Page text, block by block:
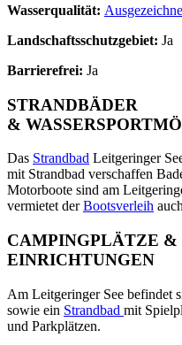
Wasserqualität:
Landschaftsschutzgebiet: Ja
Barrierefrei: Ja
STRANDBÄDER
&
Das Strandbad Leitgeringer
mit Strandbad verschaffen
Motorboote sind am
vermietet derBootsverleih
CAMPINGPLÄTZE &
EINRICHTUNGEN
Am Leitgeringer See befindet
sowie ein Strandbad mit
und Parkplätzen.